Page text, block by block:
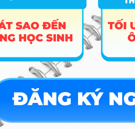
Liên hệ
Điều khoản dịch vụ